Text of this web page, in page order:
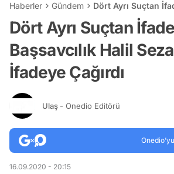
Haberler Gündem Dört Ayrı Suçtan
Dört Ayrı Suçtan
Başsavcılık Halil
İfadeye Çağırdı
Ulaş - Onedio Editörü
16.09.2020 - 20:15